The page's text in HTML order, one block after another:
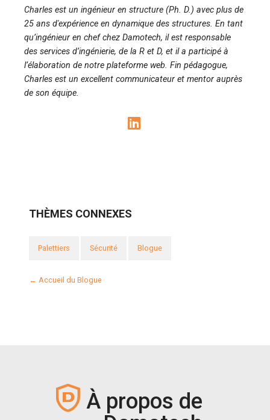
Charles est un ingénieur en structure (Ph. D.) avec plus de
25 ans d'expérience en dynamique des structures. En tant
qu’ingénieur en chef chez Damotech, il est responsable
des services d’ingénierie, de la R et D, et il a participé à
l’élaboration de notre plateforme web. Fin pédagogue,
Charles est un excellent communicateur et mentor auprès
de son équipe.
THÈMES CONNEXES
Palettiers Sécurité Blogue
← Accueil du Blogue
À propos de